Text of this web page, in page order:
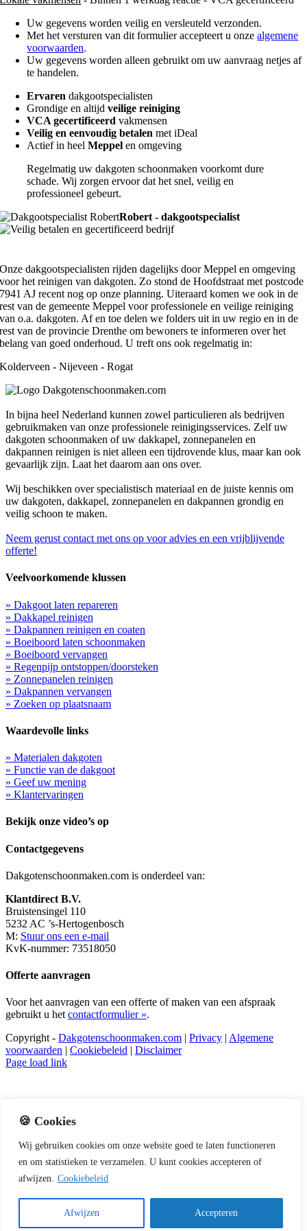
🍪 Cookies
Wij gebruiken cookies om onze website goed te laten functioneren
en om statistieken te verzamelen. U kunt cookies accepteren of
afwijzen. Cookiebeleid
Afwijzen Accepteren
Uw gegevens worden veilig en versleuteld verzonden.
Met het versturen van dit formulier accepteert u onzealgemene
voorwaarden.
Uw gegevens worden alleen gebruikt om uw aanvraag netjes af
te handelen.
Ervaren dakgootspecialisten
Grondige en altijdveilige reiniging
VCA gecertificeerdvakmensen
Veilig en eenvoudig betalen met iDeal
Actief in heelMeppel en omgeving
Regelmatig uw dakgoten schoonmaken voorkomt dure
schade. Wij zorgen ervoor dat het snel, veilig en
professioneel gebeurt.
Robert - dakgootspecialist
Onze dakgootspecialisten rijden dagelijks door Meppel en omgeving
voor het reinigen van dakgoten. Zo stond de Hoofdstraat met postcode
7941 AJ recent nog op onze planning. Uiteraard komen we ook in de
rest van de gemeente Meppel voor professionele en veilige reiniging
van o.a. dakgoten. Af en toe delen we folders uit in uw regio en in de
rest van de provincie Drenthe om bewoners te informeren over het
belang van goed onderhoud. U treft ons ook regelmatig in:
Kolderveen - Nijeveen - Rogat
In bijna heel Nederland kunnen zowel particulieren als bedrijven
gebruikmaken van onze professionele reinigingsservices. Zelf uw
dakgoten schoonmaken of uw dakkapel, zonnepanelen en
dakpannen reinigen is niet alleen een tijdrovende klus, maar kan ook
gevaarlijk zijn. Laat het daarom aan ons over.
Wij beschikken over specialistisch materiaal en de juiste kennis om
uw dakgoten, dakkapel, zonnepanelen en dakpannen grondig en
veilig schoon te maken.
Neem gerust contact met ons op voor advies en een vrijblijvende
offerte!
Veelvoorkomende klussen
» Dakgoot laten repareren
» Dakkapel reinigen
» Dakpannen reinigen en coaten
» Boeiboord laten schoonmaken
» Boeiboord vervangen
» Regenpijp ontstoppen/doorsteken
» Zonnepanelen reinigen
» Dakpannen vervangen
» Zoeken op plaatsnaam
Waardevolle links
» Materialen dakgoten
» Functie van de dakgoot
» Geef uw mening
» Klantervaringen
Bekijk onze video’s op
Contactgegevens
Dakgotenschoonmaken.com is onderdeel van:
Klantdirect B.V.
Bruistensingel 110
5232 AC ’s-Hertogenbosch
M: Stuur ons een e-mail
KvK-nummer: 73518050
Offerte aanvragen
Voor het aanvragen van een offerte of maken van een afspraak
gebruikt u het contactformulier ».
Copyright - Dakgotenschoonmaken.com | Privacy | Algemene
voorwaarden | Cookiebeleid | Disclaimer
Page load link